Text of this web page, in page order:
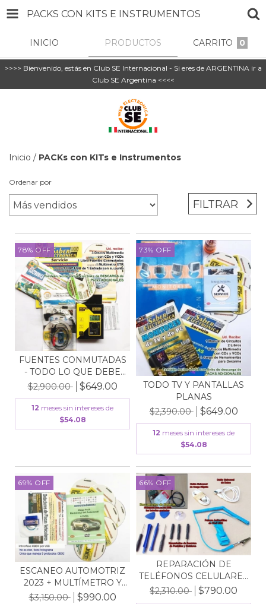
PACKS CON KITS E INSTRUMENTOS
INICIO PRODUCTOS CARRITO 0
>>>> Bienvenido, estás en Club SE Internacional - Si eres de ARGENTINA ir a
Club SE Argentina <<<<
Inicio / PACKs con KITs e Instrumentos
Ordenar por
FILTRAR
78% OFF
FUENTES CONMUTADAS
- TODO LO QUE DEBE
SA...
$2,900.00 $649.00
12 meses sin intereses de
$54.08
73% OFF
TODO TV Y PANTALLAS
PLANAS
$2,390.00
$649.00
12 meses sin intereses de
$54.08
69% OFF
ESCANEO AUTOMOTRIZ
2023 + MULTÍMETRO Y
O...
$3,150.00 $990.00
66% OFF
REPARACIÓN DE
TELÉFONOS CELULARES
- CON...
$2,310.00 $790.00